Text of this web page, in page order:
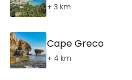
+ 3 km
Cape Greco
+ 4 km